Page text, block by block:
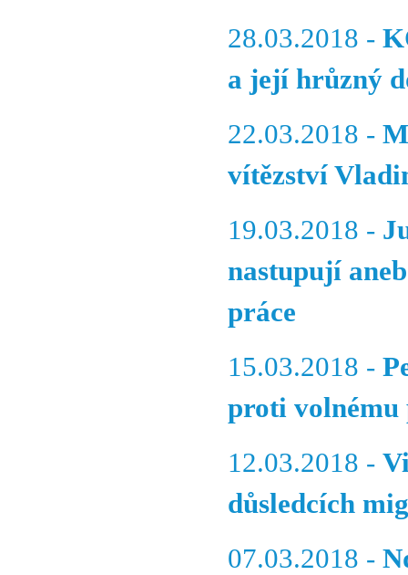
28.03.2018 -
a její hrůzný
22.03.2018 -
vítězství
19.03.2018 -
nastupují
práce
15.03.2018 -
proti volnému
12.03.2018 -
důsledcích
07.03.2018 -